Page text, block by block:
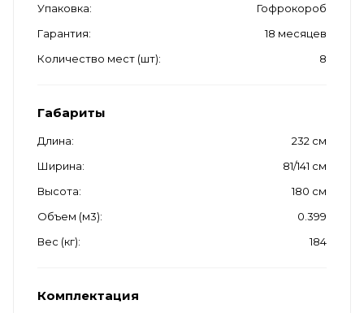
Упаковка
Гофрокороб
Гарантия
18 месяцев
Количество мест (шт)
8
Габариты
Длина
232 см
Ширина
81/141 см
Высота
180 см
Объем (м3)
0.399
Вес (кг)
184
Комплектация